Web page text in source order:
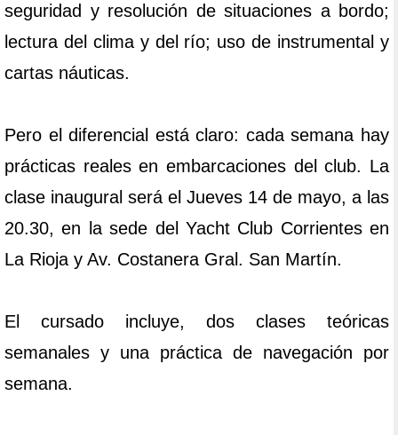
seguridad y resolución de situaciones a bordo;
lectura del clima y del río; uso de instrumental y
cartas náuticas.
Pero el diferencial está claro: cada semana hay
prácticas reales en embarcaciones del club. La
clase inaugural será el Jueves 14 de mayo, a las
20.30, en la sede del Yacht Club Corrientes en
La Rioja y Av. Costanera Gral. San Martín.
El cursado incluye, dos clases teóricas
semanales y una práctica de navegación por
semana.